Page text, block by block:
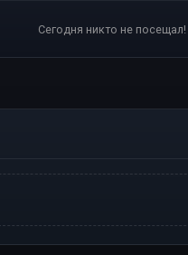
Сегодня никто не посещал!